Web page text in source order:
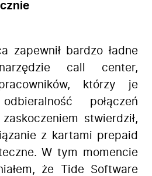
zapewnił bardzo ładne
call center,
którzy je
połączeń
stwierdził,
z kartami prepaid
W tym momencie
że Tide Software